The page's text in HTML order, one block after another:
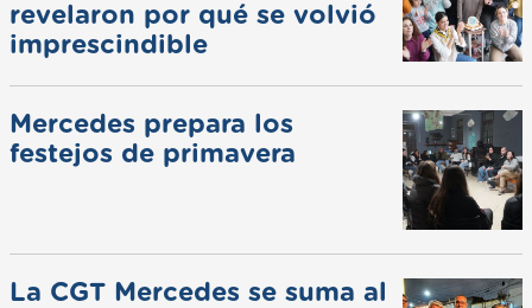
revelaron por qué se volvió
imprescindible
Mercedes prepara los
festejos de primavera
La CGT Mercedes se suma al